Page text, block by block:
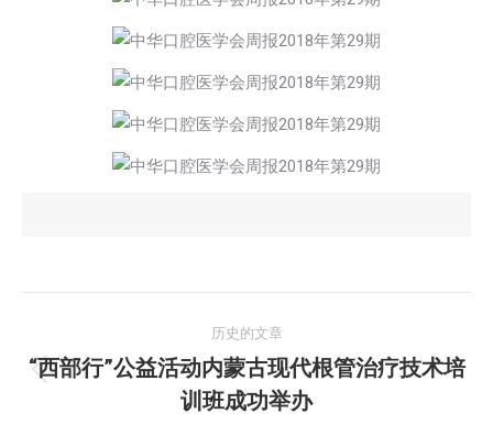
章
历史的文章
历
史
“西部行”公益活动内蒙古现代根管治疗技术培
训班成功举办